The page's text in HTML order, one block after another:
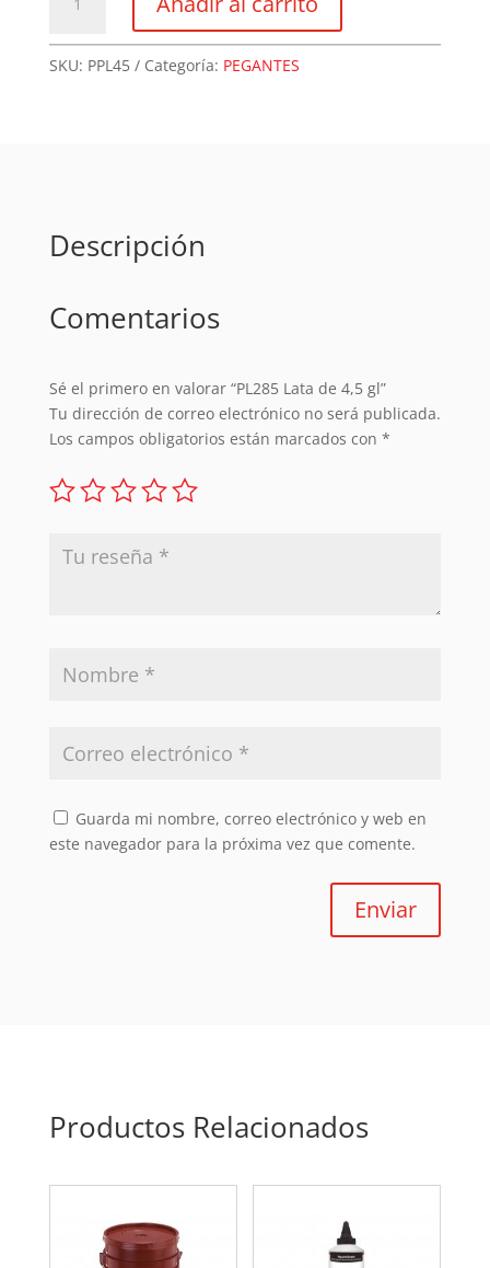
Lata
4,5
SKU: PPL45 Categoría: PEGANTES
Descripción
Comentarios
Sé el primero en valorar “PL285 Lata de 4,5 gl”
Tu dirección de correo electrónico no será publicada.
Los campos obligatorios están marcados con *
Guarda mi nombre, correo electrónico y web en
este navegador para la próxima vez que comente.
Enviar
Productos Relacionados